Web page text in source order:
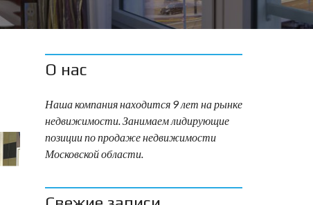
О нас
Наша компания находится 9 лет на рынке
недвижимости. Занимаем лидирующие
позиции по продаже недвижимости
Московской области.